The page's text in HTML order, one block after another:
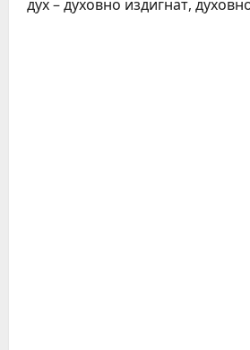
дух – духовно издигнат,